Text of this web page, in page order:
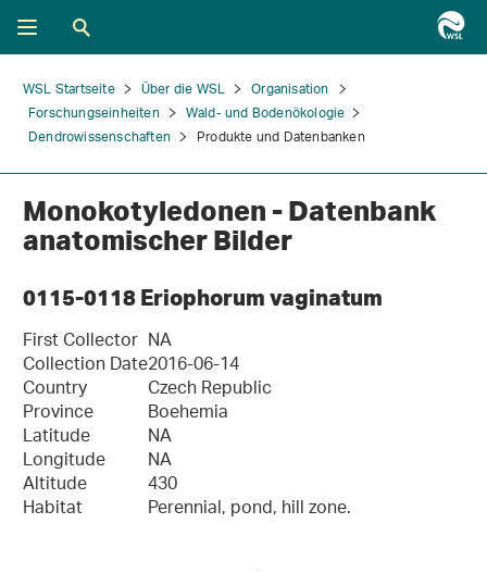
WSL Startseite Über die WSL
Organisation
Forschungseinheiten
Wald- und Bodenökologie
Dendrowissenschaften
Produkte und Datenbanken
Monokotyledonen - Datenbank
anatomischer Bilder
0115-0118 Eriophorum vaginatum
First Collector NA
Collection Date2016-06-14
Country Czech Republic
Province Boehemia
Latitude NA
Longitude NA
Altitude 430
Habitat Perennial, pond, hill zone.